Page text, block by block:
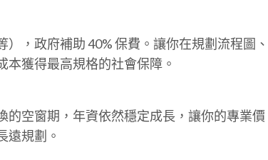
，政府補助 40% 保費。讓你在規劃流程圖、
獲得最高規格的社會保障。
空窗期，年資依然穩定成長，讓你的專業價
遠規劃。